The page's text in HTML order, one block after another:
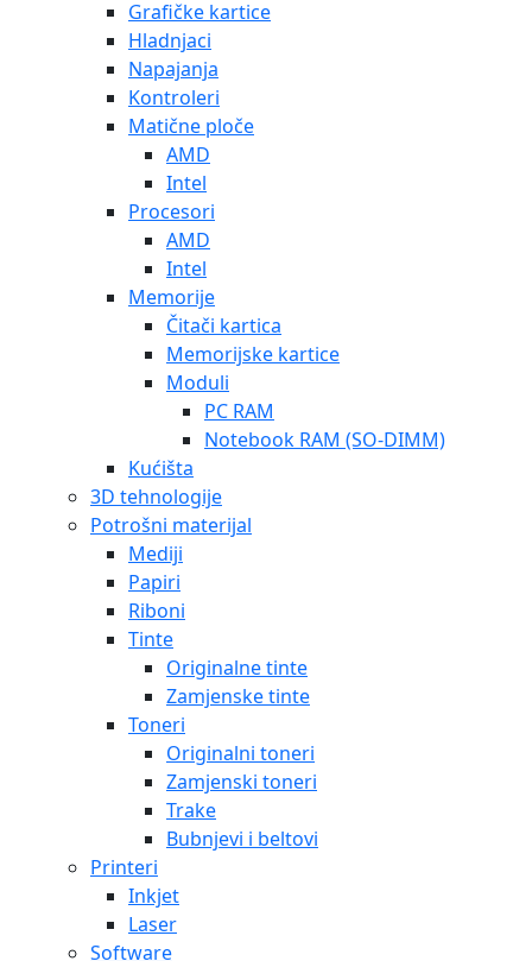
Grafičke kartice
Hladnjaci
Napajanja
Kontroleri
Matične ploče
AMD
Intel
Procesori
AMD
Intel
Memorije
Čitači kartica
Memorijske kartice
Moduli
PC RAM
Notebook RAM (SO-DIMM)
Kućišta
3D tehnologije
Potrošni materijal
Mediji
Papiri
Riboni
Tinte
Originalne tinte
Zamjenske tinte
Toneri
Originalni toneri
Zamjenski toneri
Trake
Bubnjevi i beltovi
Printeri
Inkjet
Laser
Software